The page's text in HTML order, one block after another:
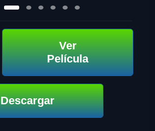
Ver
Película
Descargar